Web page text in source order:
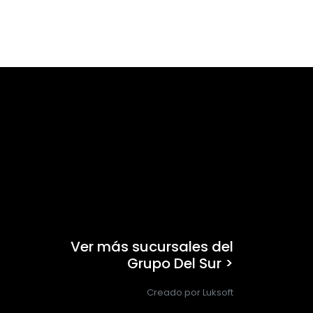
Ver más sucursales del
Grupo Del Sur >
Creado por Luksoft